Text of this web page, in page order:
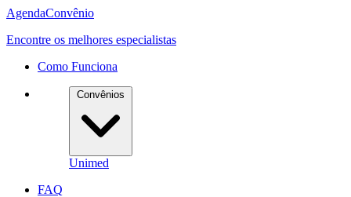
AgendaConvênio
Encontre os melhores especialistas
Como Funciona
Convênios
Unimed
FAQ